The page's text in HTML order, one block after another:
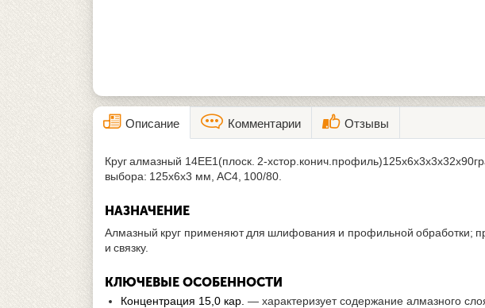
Описание Комментарии Отзывы
Круг алмазный 14ЕЕ1(плоск. 2-
выбора: 125х6х3 мм, АС4, 100/80.
НАЗНАЧЕНИЕ
Алмазный круг применяют для шлифования и профильной обработки;
и связку.
КЛЮЧЕВЫЕ ОСОБЕННОСТИ
Концентрация 15,0 кар. — характеризует содержание алмазного